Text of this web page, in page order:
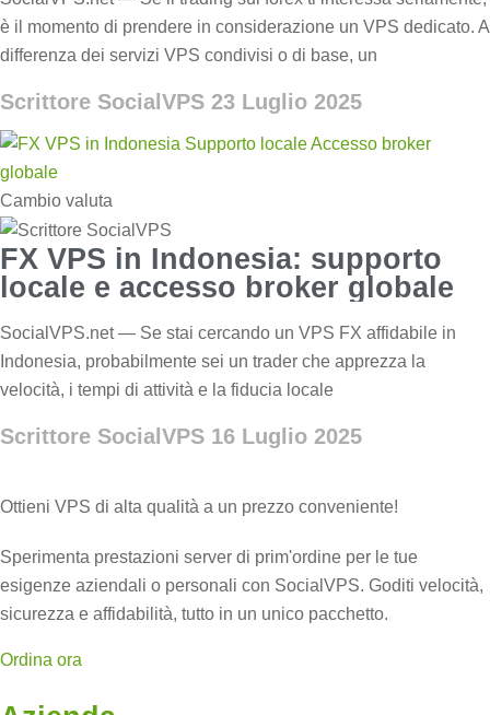
è il momento di prendere in considerazione un VPS dedicato. A
differenza dei servizi VPS condivisi o di base, un
Scrittore SocialVPS 23 Luglio 2025
Cambio valuta
FX VPS in Indonesia: supporto
locale e accesso broker globale
SocialVPS.net — Se stai cercando un VPS FX affidabile in
Indonesia, probabilmente sei un trader che apprezza la
velocità, i tempi di attività e la fiducia locale
Scrittore SocialVPS 16 Luglio 2025
Ottieni VPS di alta qualità a un prezzo conveniente!
Sperimenta prestazioni server di prim'ordine per le tue
esigenze aziendali o personali con SocialVPS. Goditi velocità,
sicurezza e affidabilità, tutto in un unico pacchetto.
Ordina ora